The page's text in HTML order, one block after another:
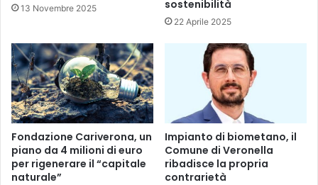
13 Novembre 2025
sostenibilità
22 Aprile 2025
Fondazione Cariverona, un
piano da 4 milioni di euro
per rigenerare il “capitale
naturale”
Impianto di biometano, il
Comune di Veronella
ribadisce la propria
contrarietà